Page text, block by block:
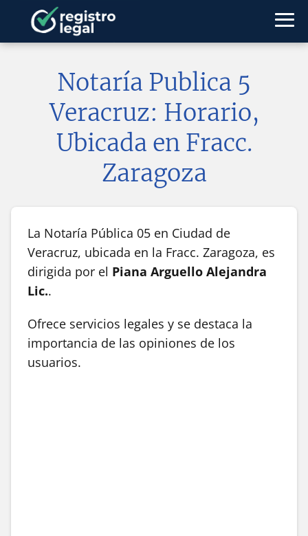
Notaría Publica 5
Veracruz: Horario,
Ubicada en Fracc.
Zaragoza
La Notaría Pública 05 en Ciudad de
Veracruz, ubicada en la Fracc. Zaragoza, es
dirigida por el Piana Arguello Alejandra
Lic..
Ofrece servicios legales y se destaca la
importancia de las opiniones de los
usuarios.